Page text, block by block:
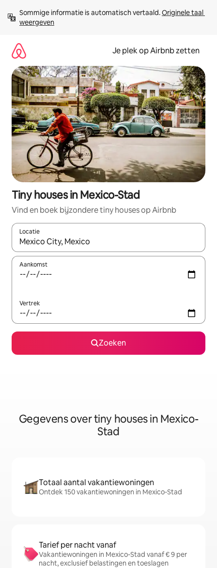
direct
naar
Sommige informatie is automatisch vertaald. Originele taal
weergeven
Je plek op Airbnb zetten
Tiny houses in Mexico-Stad
Vind en boek bijzondere tiny houses op Airbnb
Locatie
Wanneer er resultaten beschikbaar zijn, maak je een keuze
Aankomst
Vertrek
Zoeken
Gegevens over tiny houses in Mexico-
Stad
Totaal aantal vakantiewoningen
Ontdek 150 vakantiewoningen in Mexico-Stad
Tarief per nacht vanaf
Vakantiewoningen in Mexico-Stad vanaf € 9 per
nacht, exclusief belastingen en toeslagen